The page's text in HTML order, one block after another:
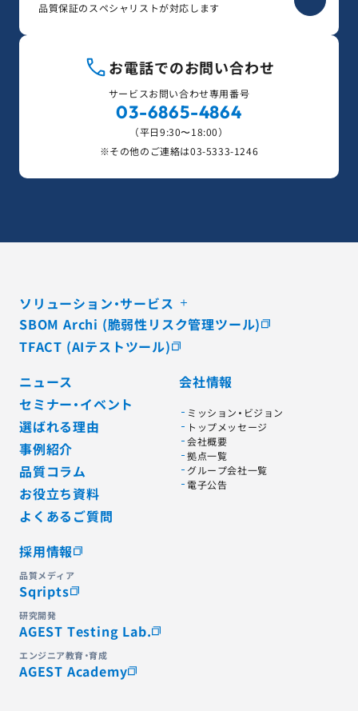
品質保証のスペシャリストが対応します
お電話でのお問い合わせ
サービスお問い合わせ専用番号
03-6865-4864
（平日9:30〜18:00）
※その他のご連絡は03-5333-1246
ソリューション・サービス
SBOM Archi (脆弱性リスク管理ツール)
TFACT (AIテストツール)
ニュース
セミナー・イベント
選ばれる理由
事例紹介
品質コラム
お役立ち資料
よくあるご質問
会社情報
ミッション・ビジョン
トップメッセージ
会社概要
拠点一覧
グループ会社一覧
電子公告
採用情報
品質メディア
Sqripts
研究開発
AGEST Testing Lab.
エンジニア教育・育成
AGEST Academy